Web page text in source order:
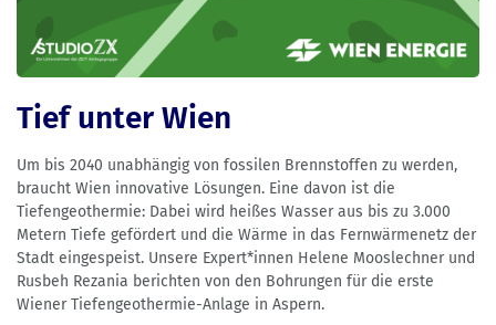
Tief unter Wien
Um bis 2040 unabhängig von fossilen Brennstoffen zu werden,
braucht Wien innovative Lösungen. Eine davon ist die
Tiefengeothermie: Dabei wird heißes Wasser aus bis zu 3.000
Metern Tiefe gefördert und die Wärme in das Fernwärmenetz der
Stadt eingespeist. Unsere Expert*innen Helene Mooslechner und
Rusbeh Rezania berichten von den Bohrungen für die erste
Wiener Tiefengeothermie-Anlage in Aspern.